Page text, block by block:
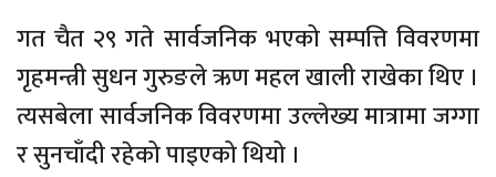
गत चैत २९ गते सार्वजनिक भएको सम्पत्ति विवरणमा
गृहमन्त्री सुधन गुरुङले ऋण महल खाली राखेका थिए ।
त्यसबेला सार्वजनिक विवरणमा उल्लेख्य मात्रामा जग्गा
र सुनचाँदी रहेको पाइएको थियो ।